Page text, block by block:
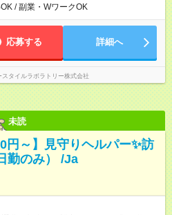
時から翌9時 など ※上記の時間
同じ曜日での勤務となります）
/ 副業・WワークOK
応募する 詳細へ
スタイルラボラトリー株式会社
未読
円～】見守りヘルパー✨訪
勤のみ） /Ja